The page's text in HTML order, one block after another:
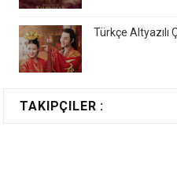
Türkçe Altyazılı
TAKIPÇILER :